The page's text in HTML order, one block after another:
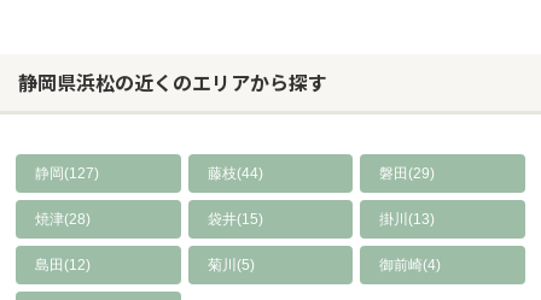
静岡県浜松の近くのエリアから探す
静岡(127) 藤枝(44) 磐田(29)
焼津(28) 袋井(15) 掛川(13)
島田(12) 菊川(5) 御前崎(4)